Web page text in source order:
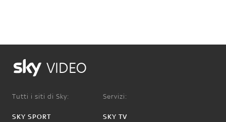
VIDEO
Tutti i siti di Sky:
SKY SPORT
Servizi:
SKY TV